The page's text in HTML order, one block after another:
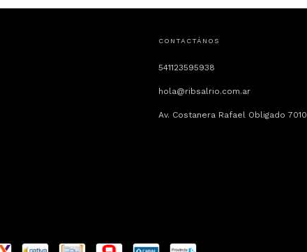
CONTACTÁNOS
541123595938
hola@ribsalrio.com.ar
Av. Costanera Rafael Obligado 7010